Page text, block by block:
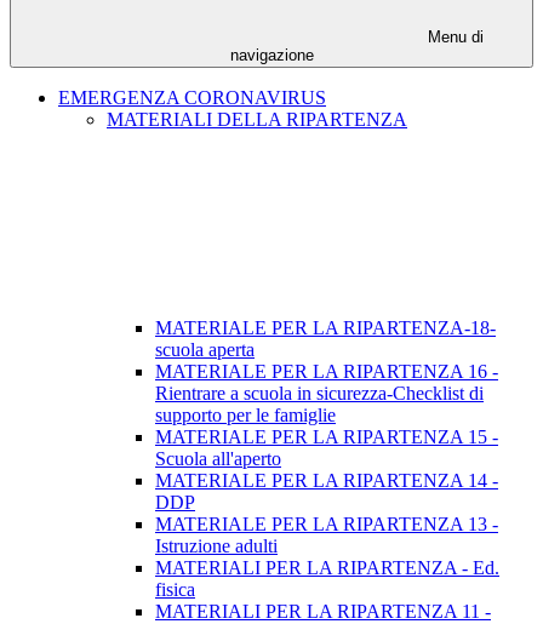
Menu di
navigazione
EMERGENZA CORONAVIRUS
MATERIALI DELLA RIPARTENZA
MATERIALE PER LA RIPARTENZA-18-
scuola aperta
MATERIALE PER LA RIPARTENZA 16 -
Rientrare a scuola in sicurezza-Checklist di
supporto per le famiglie
MATERIALE PER LA RIPARTENZA 15 -
Scuola all'aperto
MATERIALE PER LA RIPARTENZA 14 -
DDP
MATERIALE PER LA RIPARTENZA 13 -
Istruzione adulti
MATERIALI PER LA RIPARTENZA - Ed.
fisica
MATERIALI PER LA RIPARTENZA 11 -